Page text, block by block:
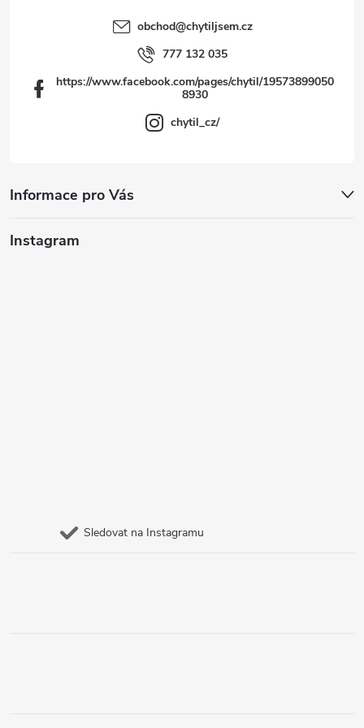
obchod@chytiljsem.cz
777 132 035
https://www.facebook.com/pages/chytil/19573899050
8930
chytil_cz/
Informace pro Vás
Instagram
Sledovat na Instagramu